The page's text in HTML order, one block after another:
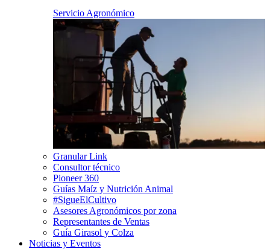
Servicio Agronómico
Granular Link
Consultor técnico
Pioneer 360
Guías Maíz y Nutrición Animal
#SigueElCultivo
Asesores Agronómicos por zona
Representantes de Ventas
Guía Girasol y Colza
Noticias y Eventos